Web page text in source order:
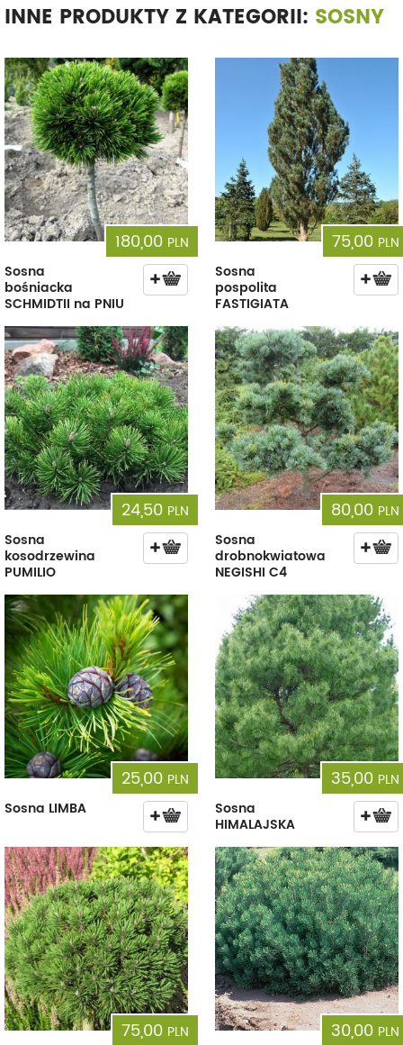
INNE PRODUKTY Z KATEGORII: SOSNY
180,00 PLN
Sosna
bośniacka
SCHMIDTII na PNIU
75,00 PLN
Sosna
pospolita
FASTIGIATA
24,50 PLN
Sosna
kosodrzewina
PUMILIO
80,00 PLN
Sosna
drobnokwiatowa
NEGISHI C4
25,00 PLN
Sosna LIMBA
35,00 PLN
Sosna
HIMALAJSKA
75,00 PLN
30,00 PLN